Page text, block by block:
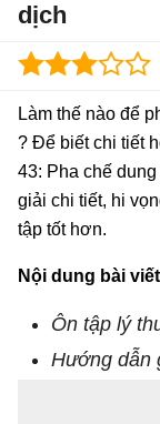
dịch
Làm thế nào để
? Để biết chi tiết
43: Pha chế
giải chi tiết, hi
tập tốt hơn.
Nội dung bài
Ôn tập lý
Hướng dẫn